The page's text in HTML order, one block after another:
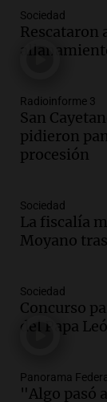
Panorama
Episodios
Audio.
Panorama
Episodios
Audio.
Episodios
Audio.
Viva la
Episodios
Audio.
Sociedad
Rescataron
Radioinforme 3
San
pidieron
procesión
Sociedad
La fiscalía
Moyano
Sociedad
Concurso
del Papa
Panorama Federal
"Algo pasó